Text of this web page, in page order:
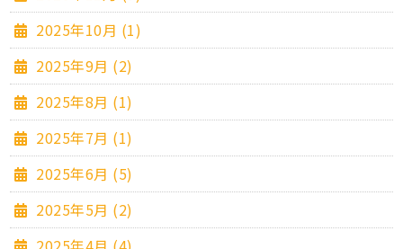
2025年10月 (1)
2025年9月 (2)
2025年8月 (1)
2025年7月 (1)
2025年6月 (5)
2025年5月 (2)